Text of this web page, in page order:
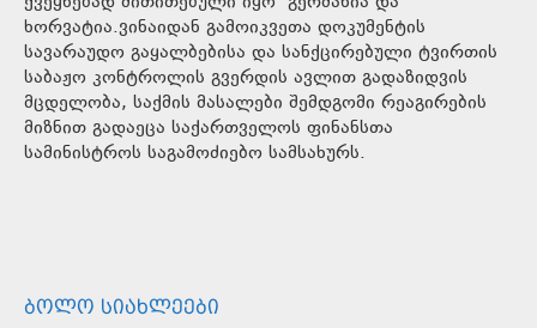
ხორვატია.ვინაიდან გამოიკვეთა დოკუმენტის
სავარაუდო გაყალბებისა და სანქცირებული ტვირთის
საბაჟო კონტროლის გვერდის ავლით გადაზიდვის
მცდელობა, საქმის მასალები შემდგომი რეაგირების
მიზნით გადაეცა საქართველოს ფინანსთა
სამინისტროს საგამოძიებო სამსახურს.
ᲑᲝᲚᲝ ᲡᲘᲐᲮᲚᲔᲔᲑᲘ